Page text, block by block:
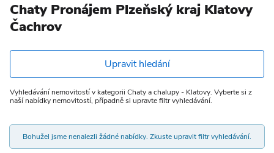
Chaty Pronájem Plzeňský kraj Klatovy
Čachrov
Upravit hledání
Vyhledávání nemovitostí v kategorii Chaty a chalupy - Klatovy. Vyberte si z
naší nabídky nemovitostí, případně si upravte filtr vyhledávání.
Bohužel jsme nenalezli žádné nabídky. Zkuste upravit filtr vyhledávání.